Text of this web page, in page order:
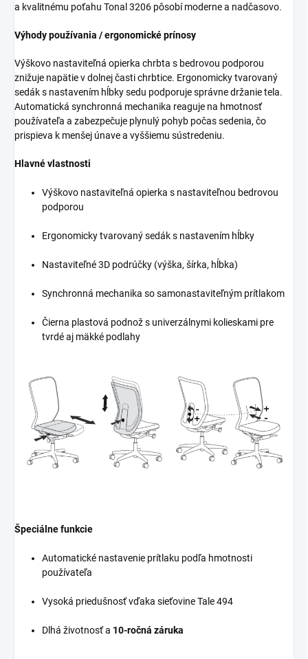
a kvalitnému poťahu Tonal 3206 pôsobí moderne a nadčasovo.
Výhody používania / ergonomické prínosy
Výškovo nastaviteľná opierka chrbta s bedrovou podporou
znižuje napätie v dolnej časti chrbtice. Ergonomicky tvarovaný
sedák s nastavením hĺbky sedu podporuje správne držanie tela.
Automatická synchronná mechanika reaguje na hmotnosť
používateľa a zabezpečuje plynulý pohyb počas sedenia, čo
prispieva k menšej únave a vyššiemu sústredeniu.
Hlavné vlastnosti
Výškovo nastaviteľná opierka s nastaviteľnou bedrovou
podporou
Ergonomicky tvarovaný sedák s nastavením hĺbky
Nastaviteľné 3D podrúčky (výška, šírka, hĺbka)
Synchronná mechanika so samonastaviteľným prítlakom
Čierna plastová podnož s univerzálnymi kolieskami pre
tvrdé aj mäkké podlahy
Špeciálne funkcie
Automatické nastavenie prítlaku podľa hmotnosti
používateľa
Vysoká priedušnosť vďaka sieťovine Tale 494
Dlhá životnosť a 10-ročná záruka